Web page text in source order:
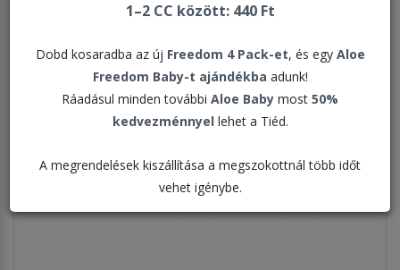
1–2 CC között: 440 Ft
Dobd kosaradba az új Freedom 4 Pack-et, és egy Aloe
Freedom Baby-t ajándékba adunk!
Ráadásul minden további Aloe Baby most 50%
kedvezménnyel lehet a Tiéd.
A megrendelések kiszállítása a megszokottnál több időt
vehet igénybe.
Megjelenítve: